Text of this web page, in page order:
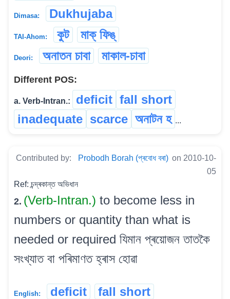
Dimasa: Dukhujaba
TAI-Ahom: কুট মাক্ ফিঙ্
Deori: অনাতন চাবা মাকাল-চাবা
Different POS:
a. Verb-Intran.: deficit fall short
inadequate scarce অনাটন হ ...
Contributed by: Probodh Borah (প্ৰবোধ বৰা) on 2010-10-
05
Ref: চন্দ্ৰকান্ত অভিধান
2. (Verb-Intran.) to become less in
numbers or quantity than what is
needed or required যিমান প্ৰয়োজন তাতকৈ
সংখ্যাত বা পৰিমাণত হ্ৰাস হোৱা
English: deficit
fall short